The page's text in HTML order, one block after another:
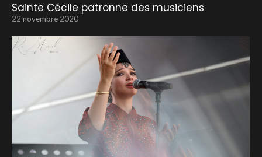
Sainte Cécile patronne des musiciens
22 novembre 2020